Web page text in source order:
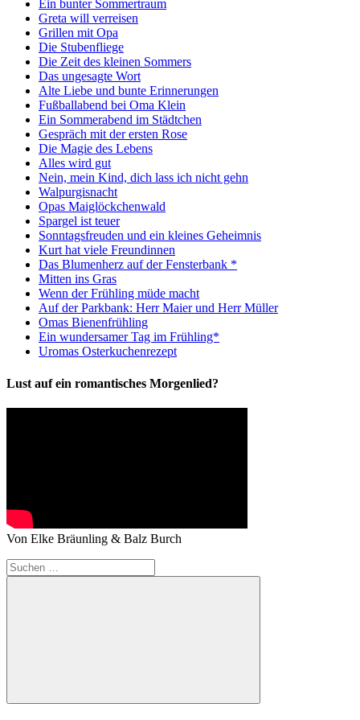
Ein bunter Sommertraum
Greta will verreisen
Grillen mit Opa
Die Stubenfliege
Die Zeit des kleinen Sommers
Das ungesagte Wort
Alte Liebe und bunte Erinnerungen
Fußballabend bei Oma Klein
Ein Sommerabend im Städtchen
Gespräch mit der ersten Rose
Die Magie des Lebens
Alles wird gut
Nein, mein Kind, dich lass ich nicht gehn
Walpurgisnacht
Opas Maiglöckchenwald
Spargel ist teuer
Sonntagsfreuden und ein kleines Geheimnis
Kurt hat viele Freundinnen
Das Blumenherz auf der Fensterbank *
Mitten ins Gras
Wenn der Frühling müde macht
Auf der Parkbank: Herr Maier und Herr Müller
Omas Bienenfrühling
Ein wundersamer Tag im Frühling*
Uromas Osterkuchenrezept
Lust auf ein romantisches Morgenlied?
Von Elke Bräunling & Balz Burch
Suchen
nach:
Suchen